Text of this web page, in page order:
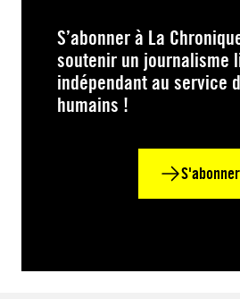
S’abonner à La
soutenir un journalisme
indépendant au service
humains !
S'abonner